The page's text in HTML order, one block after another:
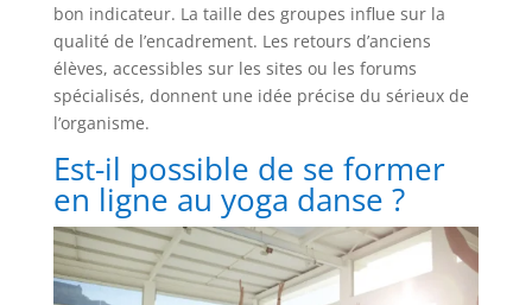
bon indicateur. La taille des groupes influe sur la
qualité de l’encadrement. Les retours d’anciens
élèves, accessibles sur les sites ou les forums
spécialisés, donnent une idée précise du sérieux de
l’organisme.
Est-il possible de se former
en ligne au yoga danse ?